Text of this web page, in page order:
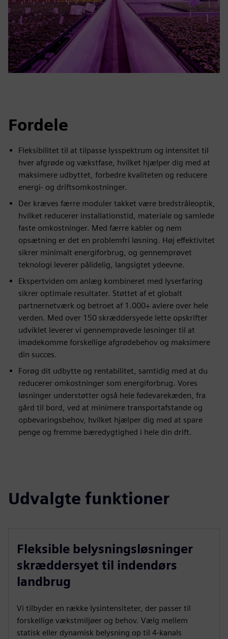
Fordele
Fleksibilitet til at tilpasse lysspektrum og intensitet til
hver afgrøde og vækstfase, hvilket hjælper dig med at
maksimere udbyttet, forbedre kvaliteten og reducere
energi- og driftsomkostninger.
Der kræves færre moduler takket være bredstråleoptik,
hvilket reducerer installationstid, materiale og samlede
faste omkostninger. Med færre kabler og nem
opsætning er det en problemfri løsning. Høj effektivitet
sikrer minimalt energiforbrug, og gennemprøvet
teknologi leverer pålidelig, langsigtet ydeevne.
Ekspertviden om anlæg kombineret med lyserfaring
sikrer optimale resultater. Støttet af et globalt
partnernetværk og betroet af 1.000+ avlere over hele
verden. Med over 150 skræddersyede lette opskrifter
udviklet leverer vi gennemprøvede løsninger til at
imødekomme forskellige afgrødebehov og maksimere
din succes.
Forøg dit udbytte og rentabilitet, samtidig med at du
reducerer omkostninger som energiforbrug. Vores
løsninger understøtter også hele fødevarekæden, fra
gård til bord, ved at minimere transportafstande og
opbevaringsbehov, hvilket hjælper dig med at spare
penge og fremme bæredygtighed i hele din drift.
Udvalgte funktioner
Fleksible belysningsløsninger
skræddersyet til indendørs
landbrug
Vi tilbyder en række lysintensiteter, der passer til
forskellige vækstmiljøer og behov. Vælg mellem
statisk eller dynamisk belysning op til 4-kanals